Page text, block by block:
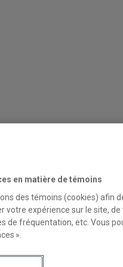
(CERIAS)
en matière de témoins
des témoins (cookies) afin
votre expérience sur le site,
de fréquentation, etc. Vous
».